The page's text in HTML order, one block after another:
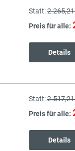
Statt:
Preis für alle:
Details
Statt:
Preis für alle:
Details